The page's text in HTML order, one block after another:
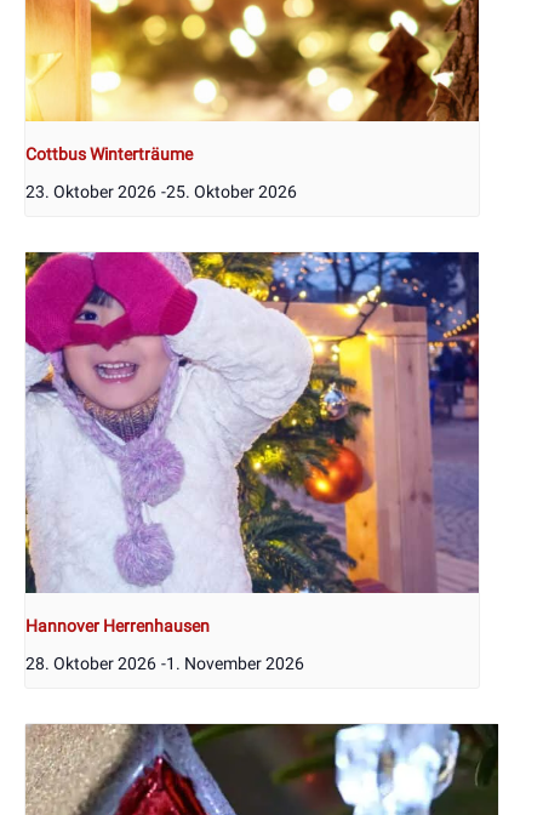
Cottbus Winterträume
23. Oktober 2026 -25. Oktober 2026
Hannover Herrenhausen
28. Oktober 2026 -1. November 2026